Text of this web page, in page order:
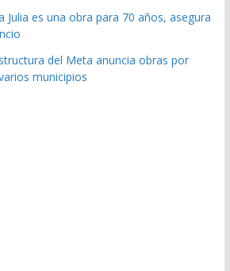
Julia es una obra para 70 años, asegura
del Meta anuncia obras por
municipios